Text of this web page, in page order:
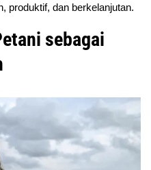
produktif, dan berkelanjutan.
sebagai